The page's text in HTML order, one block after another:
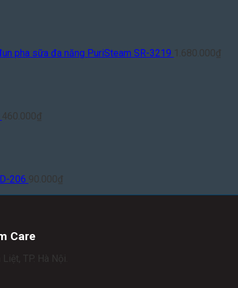
pha sữa đa năng PuriSteam SR-3219 1.680.000₫
460.000₫
206 90.000₫
Care
TP. Hà Nội.